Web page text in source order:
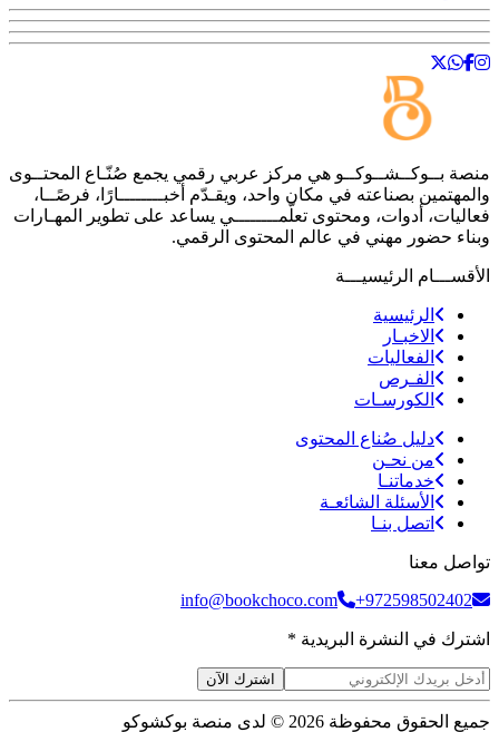
منصة بــوكــشــوكــو هي مركز عربي رقمي يجمع صُنّـاع المحتــوى
والمهتمين بصناعته في مكان واحد، ويقـدّم أخبــــــــارًا، فرصًــا،
فعاليات، أدوات، ومحتوى تعلّمــــــــي يساعد على تطوير المهـارات
وبناء حضور مهني في عالم المحتوى الرقمي.
الأقســـام الرئيسيـــة
الرئيسية
الاخبـار
الفعاليات
الفـرص
الكورسـات
دليل صُناع المحتوى
من نحـن
خدماتنـا
الأسئلة الشائعـة
اتصل بنـا
تواصل معنا
info@bookchoco.com
+972598502402
اشترك في النشرة البريدية *
اشترك الآن
جميع الحقوق محفوظة 2026 © لدى منصة بوكشوكو